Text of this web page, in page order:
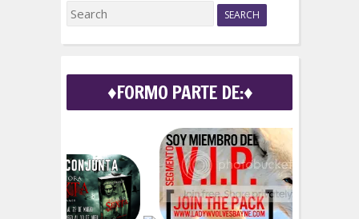
S
e
a
c
f
:
♦FORMO PARTE DE:♦